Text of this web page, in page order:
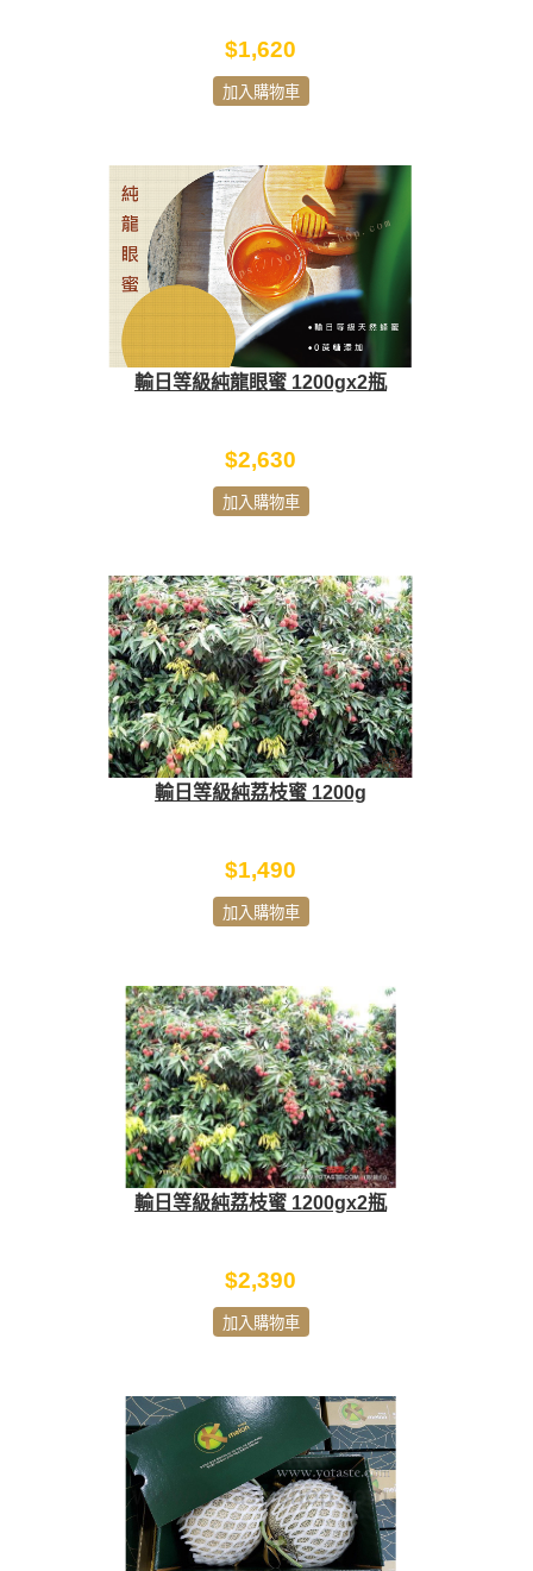
$1,620
加入購物車
輸日等級純龍眼蜜 1200gx2瓶
$2,630
加入購物車
輸日等級純荔枝蜜 1200g
$1,490
加入購物車
輸日等級純荔枝蜜 1200gx2瓶
$2,390
加入購物車